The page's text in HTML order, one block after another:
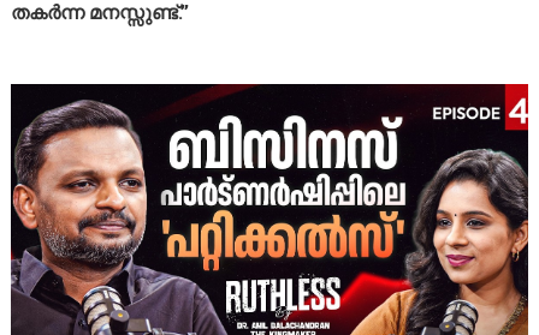
തകർന്ന മനസ്സുണ്ട്.”